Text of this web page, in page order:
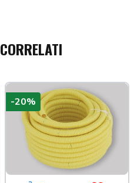
CORRELATI
-20%